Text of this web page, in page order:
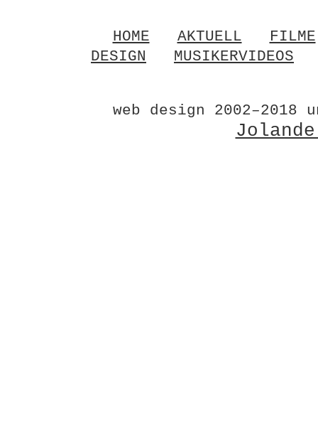
HOME AKTUELL
FILME
DESIGN
MUSIKERVIDEOS
web design 2002–2018